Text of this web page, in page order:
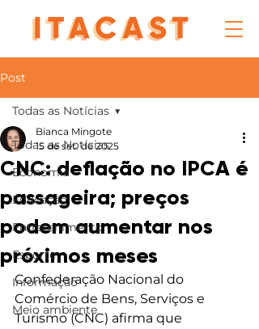
Post
Todas as Notícias
Economia
Educação
Entretenimento
Esporte
Informação
Meio ambiente
Todas as Notícias
CNC: deflação no IPCA é
passageira; preços
podem aumentar nos
próximos meses
Bianca Mingote
15 de set. de 2025
Confederação Nacional do
Comércio de Bens, Serviços e
Turismo (CNC) afirma que